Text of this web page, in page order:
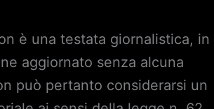
è una testata giornalistica, in
aggiornato senza alcuna
può pertanto considerarsi un